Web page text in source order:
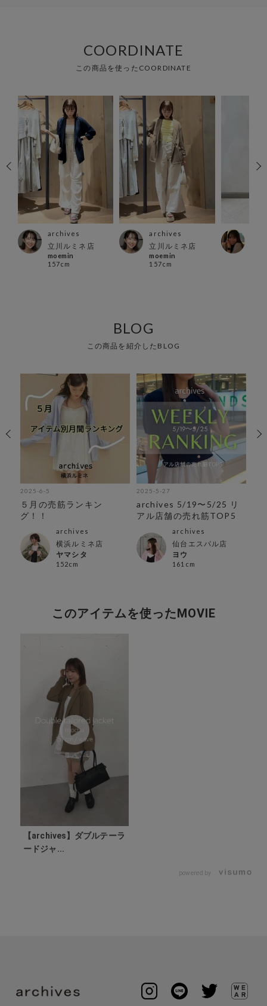
COORDINATE
この商品を使ったCOORDINATE
archives
立川ルミネ店
moemin
157cm
archives
立川ルミネ店
moemin
157cm
BLOG
この商品を紹介したBLOG
2025-6-5
５月の売筋ランキン
グ！！
archives
横浜ルミネ店
ヤマシタ
152cm
2025-5-27
archives 5/19〜5/25 リ
アル店舗の売れ筋TOP5
archives
仙台エスパル店
ヨウ
161cm
このアイテムを使ったMOVIE
【archives】ダブルテーラ
ードジャ...
powered by